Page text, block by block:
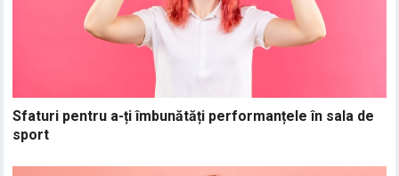
Sfaturi pentru a-ți îmbunătăți performanțele în sala de
sport